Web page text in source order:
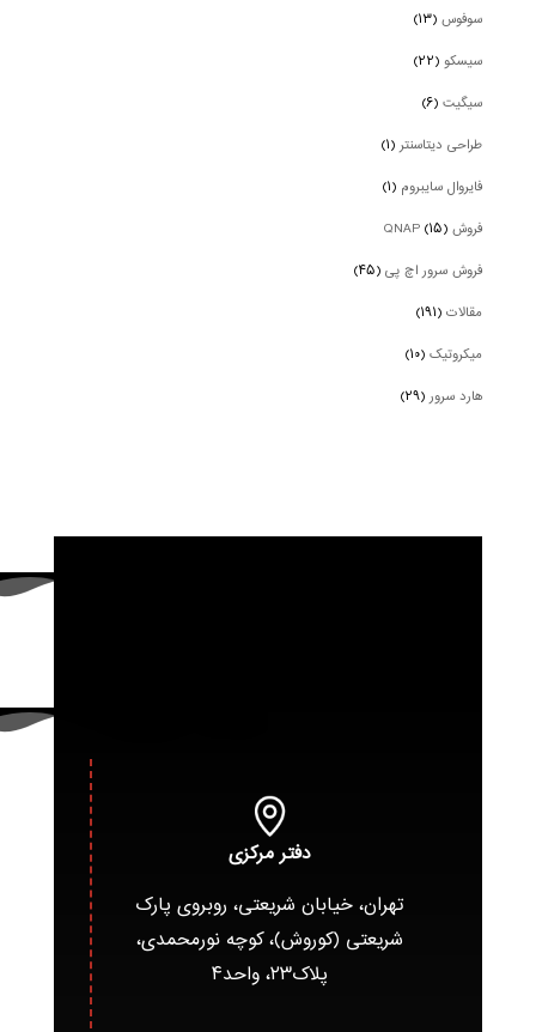
سوفوس(۱۳)
سیسکو(۲۲)
سیگیت(۶)
طراحی دیتاسنتر(۱)
فایروال سایبروم (۱)
فروش QNAP (۱۵)
فروش سرور اچ پی(۴۵)
مقالات(۱۹۱)
میکروتیک(۱۰)
هارد سرور(۲۹)
دفتر مرکزی
تهران، خیابان شریعتی، روبروی پارک
شریعتی (کوروش)، کوچه نورمحمدی،
پلاک۲۳، واحد۴